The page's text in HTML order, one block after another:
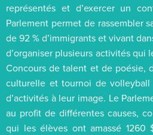
représentés et d’exercer un
Parlement permet de rassembler
de 92 % d’immigrants et vivant
d’organiser plusieurs activités
Concours de talent et de poésie,
culturelle et tournoi de volleyball
d’activités à leur image. Le
au profit de différentes causes,
qui les élèves ont amassé 1260